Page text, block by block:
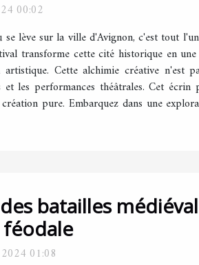
00:02
lève sur la ville d'Avignon, c'est tout
transforme cette cité historique en
Cette alchimie créative n'est
les performances théâtrales. Cet
pure. Embarquez dans une
batailles
01:08